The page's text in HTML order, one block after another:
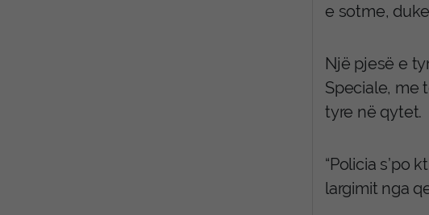
e sotme,
Një pjesë e
Speciale, me
tyre në qytet.
“Policia s’po
largimit nga